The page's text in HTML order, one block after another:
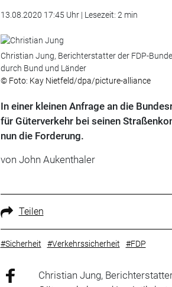
13.08.2020 17:45 Uhr | Lesezeit: 2 min
Christian Jung, Berichterstatter der FDP-
durch Bund und Länder
© Foto: Kay Nietfeld/dpa/picture-alliance
In einer kleinen Anfrage an die
für Güterverkehr bei seinen
nun die Forderung.
von John Aukenthaler
Teilen
#Sicherheit #Verkehrssicherheit #FDP
Christian Jung,